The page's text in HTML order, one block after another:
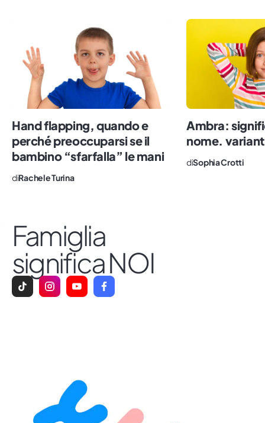
riportato nella Terra della Polenta, dove
ho lavorato nella cronaca e nella
comunicazione politica. Dall’alto del mio
metro e 60, oggi scrivo di famiglie, con
l’obiettivo di fotografare la realtà,
che è ancora scomodo. Impazzisco per il
sushi, il numero sette e le persone vere.
Hand flapping, quando e
perché preoccuparsi se il
bambino “sfarfalla” le mani
diRachele Turina
Ambra:
nome.
diSophia Crotti
Famiglia
significa NOI